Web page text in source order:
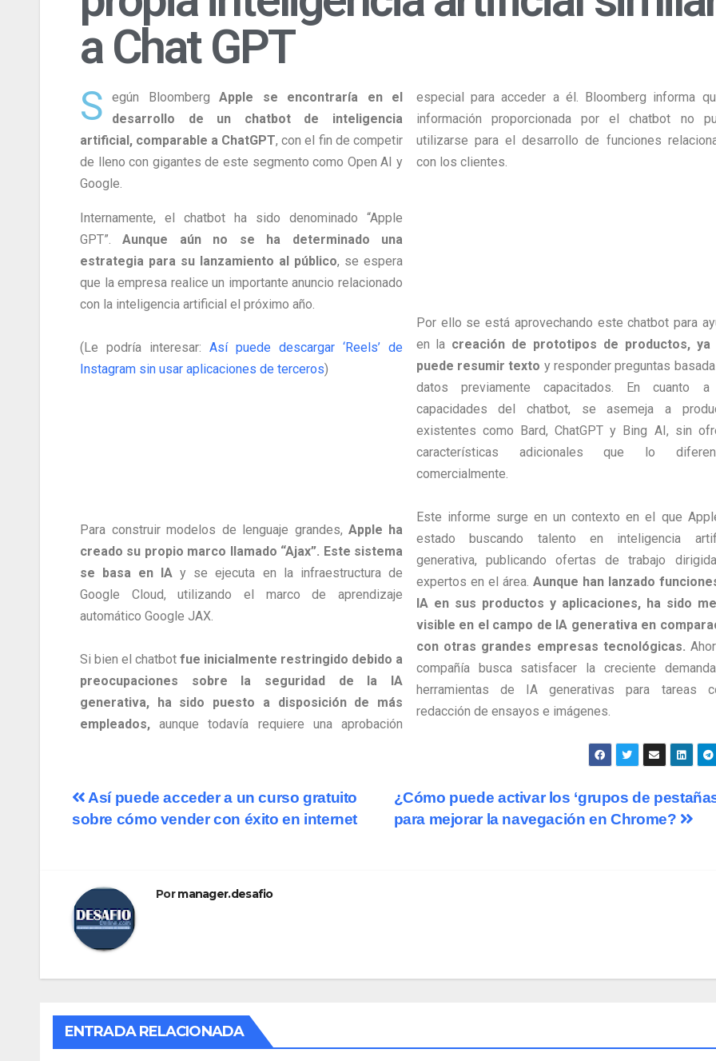
a Chat GPT
S egún Bloomberg Apple se encontraría en el
desarrollo de un chatbot de inteligencia
artificial, comparable a ChatGPT, con el fin de competir
de lleno con gigantes de este segmento como Open AI y
Google.
Internamente, el chatbot ha sido denominado “Apple
GPT”. Aunque aún no se ha determinado una
estrategia para su lanzamiento al público, se espera
que la empresa realice un importante anuncio relacionado
con la inteligencia artificial el próximo año.
(Le podría interesar: Así puede descargar ‘Reels’ de
Instagram sin usar aplicaciones de terceros)
Para construir modelos de lenguaje grandes, Apple ha
creado su propio marco llamado “Ajax”. Este sistema
se basa en IA y se ejecuta en la infraestructura de
Google Cloud, utilizando el marco de aprendizaje
automático Google JAX.
Si bien el chatbot fue inicialmente restringido debido a
preocupaciones sobre la seguridad de la IA
generativa, ha sido puesto a disposición de más
empleados, aunque todavía requiere una aprobación
especial para acceder a él. Bloomberg informa
información proporcionada por el chatbot no
utilizarse para el desarrollo de funciones
con los clientes.
Por ello se está aprovechando este chatbot para
en la creación de prototipos de productos, ya
puede resumir texto y responder preguntas
datos previamente capacitados. En cuanto
capacidades del chatbot, se asemeja a
existentes como Bard, ChatGPT y Bing AI, sin
características adicionales que lo
comercialmente.
Este informe surge en un contexto en el que
estado buscando talento en inteligencia
generativa, publicando ofertas de trabajo
expertos en el área. Aunque han lanzado
IA en sus productos y aplicaciones, ha sido
visible en el campo de IA generativa en
con otras grandes empresas tecnológicas.
compañía busca satisfacer la creciente
herramientas de IA generativas para tareas
redacción de ensayos e imágenes.
¿Cómo puede activar los ‘grupos de
para mejorar la navegación en Chrome?
Así puede acceder a un curso gratuito
sobre cómo vender con éxito en internet
Pormanager.desafio
ENTRADA RELACIONADA